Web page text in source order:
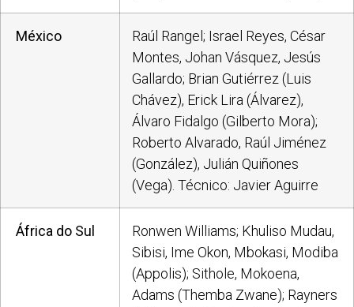
México
Raúl Rangel; Israel Reyes, César
Montes, Johan Vásquez, Jesús
Gallardo; Brian Gutiérrez (Luis
Chávez), Erick Lira (Álvarez),
Álvaro Fidalgo (Gilberto Mora);
Roberto Alvarado, Raúl Jiménez
(González), Julián Quiñones
(Vega). Técnico: Javier Aguirre
África do Sul
Ronwen Williams; Khuliso Mudau,
Sibisi, Ime Okon, Mbokasi, Modiba
(Appolis); Sithole, Mokoena,
Adams (Themba Zwane); Rayners